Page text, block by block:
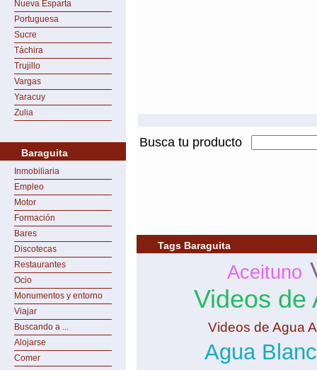
Nueva Esparta
Portuguesa
Sucre
Táchira
Trujillo
Vargas
Yaracuy
Zulia
Baraguita
Inmobiliaria
Empleo
Motor
Formación
Bares
Discotecas
Restaurantes
Ocio
Monumentos y entorno
Viajar
Buscando a ...
Alojarse
Comer
Busca tu producto
Tags Baraguita
Aceituno
Videos de
Videos de Agua
Agua